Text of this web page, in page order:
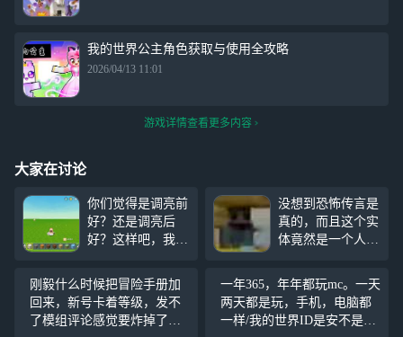
我的世界公主角色获取与使用全攻略
2026/04/13 11:01
游戏详情查看更多内容
大家在讨论
你们觉得是调亮前
好？还是调亮后
好？这样吧，我给
调亮前好,B.调亮
后好，这不是p
图，这是真的，而
且迷你世界是更新
没想到恐怖传言是
真的，而且这个实
体竟然是一个人的
肤变了，既然是真
的，你们千万不要
去是否则会！太吓
人了，还是不要去
刚毅什么时候把冒险手册加
回来，新号卡着等级，发不
了模组评论感觉要炸掉了，
一年365，年年都玩mc。一天
两天都是玩，手机，电脑都
一样/我的世界ID是安不是环